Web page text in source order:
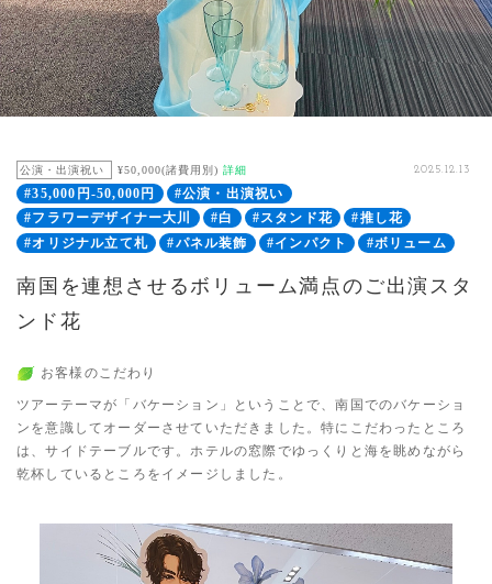
公演・出演祝い ¥50,000(諸費用別) 詳細 2025.12.13
#35,000円-50,000円
#公演・出演祝い
#フラワーデザイナー大川
#白 #スタンド花
#推し花
#オリジナル立て札
#パネル装飾 #インパクト #ボリューム
南国を連想させるボリューム満点のご出演スタ
ンド花
お客様のこだわり
ツアーテーマが「バケーション」ということで、南国でのバケーショ
ンを意識してオーダーさせていただきました。特にこだわったところ
は、サイドテーブルです。ホテルの窓際でゆっくりと海を眺めながら
乾杯しているところをイメージしました。